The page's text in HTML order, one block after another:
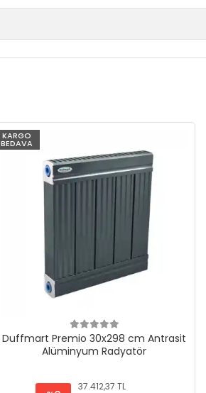
KARGO
BEDAVA
Duffmart Premio 30x298 cm Antrasit
Alüminyum Radyatör
37.412,37 TL